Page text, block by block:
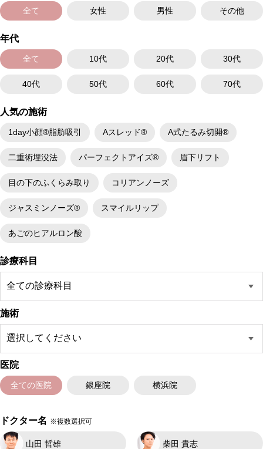
韓国製ボツリヌストキシン 5,500円(税込)〜78,000円(税込)
オプション：表面麻酔 3,300円(税込) 笑気麻酔 3,300円(税込)
施術名：1day小顔脂肪吸引
ほどの切開を加え、カニューレと呼ばれる細い管を用いて、脂肪細胞を直
接吸引し、除去します。同時にAスレッド®と呼ばれる溶ける繊維をお顔の
す。
感などが術後一時的に生じることがございます。また、稀に貧血、細菌感
着、脂肪塞栓、皮膚のよれ、繊維の突出などを生じることがございます。
オプション：笑気麻酔 3,300円(税込)
全て 女性 男性 その他
年代
全て 10代 20代 30代
40代 50代 60代 70代
人気の施術
1day小顔®脂肪吸引 Aスレッド® A式たるみ切開®
二重術埋没法 パーフェクトアイズ® 眉下リフト
目の下のふくらみ取り コリアンノーズ
ジャスミンノーズ® スマイルリップ
あごのヒアルロン酸
診療科目
施術
医院
全ての医院 銀座院 横浜院
ドクター名 ※複数選択可
山田 哲雄 柴田 貴志